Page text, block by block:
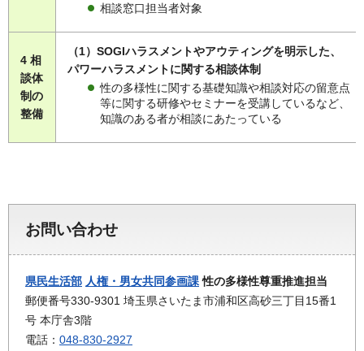
相談窓口担当者対象
4 相
談体
制の
整備
（1）SOGIハラスメントやアウティングを明示した、
パワーハラスメントに関する相談体制
性の多様性に関する基礎知識や相談対応の留意点
等に関する研修やセミナーを受講しているなど、
知識のある者が相談にあたっている
お問い合わせ
県民生活部 人権・男女共同参画課性の多様性尊重推進担当
郵便番号330-9301 埼玉県さいたま市浦和区高砂三丁目15番1
号 本庁舎3階
電話： 048-830-2927